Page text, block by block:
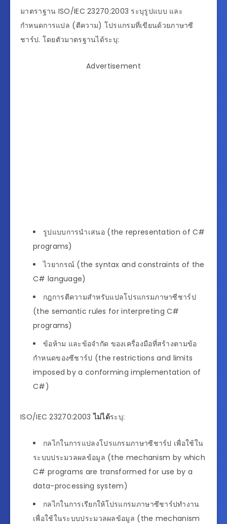
มาตราฐาน ISO/IEC 23270:2003 ระบุรูปแบบ และ
กำหนดการแปล (ตีความ) โปรแกรมที่เขียนด้วยภาษาซี
ชาร์ป. โดยตัวมาตรฐานได้ระบุ:
Advertisement
รูปแบบการนำเสนอ (the representation of C#
programs)
ไวยากรณ์ (the syntax and constraints of the
C# language)
กฎการตีความสำหรับแปลโปรแกรมภาษาซีชาร์ป
(the semantic rules for interpreting C#
programs)
ข้อห้าม และข้อจำกัด ของเครื่องมือที่สร้างตามข้อ
กำหนดของซีชาร์ป (the restrictions and limits
imposed by a conforming implementation of
C#)
ISO/IEC 23270:2003ไม่ได้ระบุ:
กลไกในการแปลงโปรแกรมภาษาซีชาร์ป เพื่อใช้ใน
ระบบประมวลผลข้อมูล (the mechanism by which
C# programs are transformed for use by a
data-processing system)
กลไกในการเรียกให้โปรแกรมภาษาซีชาร์ปทำงาน
เพื่อใช้ในระบบประมวลผลข้อมูล (the mechanism